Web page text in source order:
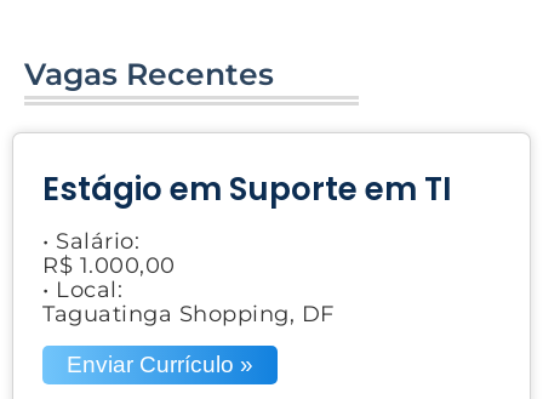
Vagas Recentes
Estágio em Suporte em TI
• Salário:
R$ 1.000,00
• Local:
Taguatinga Shopping, DF
Enviar Currículo »